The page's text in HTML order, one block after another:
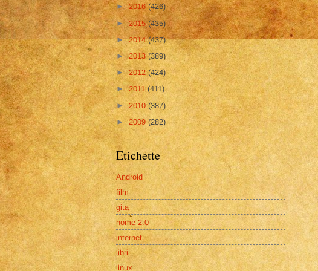
►2016(426)
►2015(435)
►2014(437)
►2013(389)
►2012(424)
►2011(411)
►2010(387)
►2009 (282)
Etichette
Android
film
gita
home 2.0
internet
libri
linux